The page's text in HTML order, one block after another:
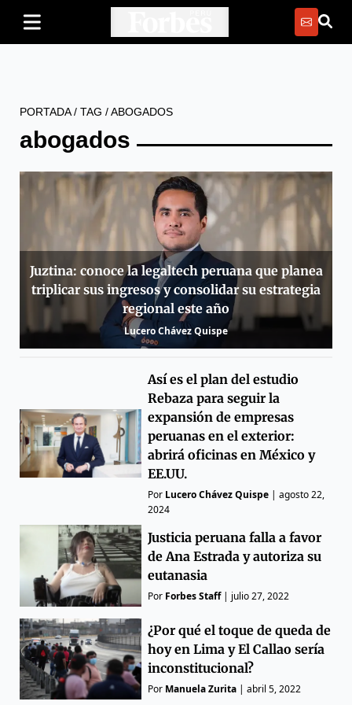
PORTADA/ TAG /ABOGADOS
abogados
Juztina: conoce la legaltech peruana que planea
triplicar sus ingresos y consolidar su estrategia
regional este año
Lucero Chávez Quispe
Así es el plan del estudio
Rebaza para seguir la
expansión de empresas
peruanas en el exterior:
abrirá oficinas en México y
EE.UU.
Por Lucero Chávez Quispe |agosto 22,
2024
Justicia peruana falla a favor
de Ana Estrada y autoriza su
eutanasia
Por Forbes Staff| julio 27, 2022
¿Por qué el toque de queda de
hoy en Lima y El Callao sería
inconstitucional?
Por Manuela Zurita |abril 5, 2022